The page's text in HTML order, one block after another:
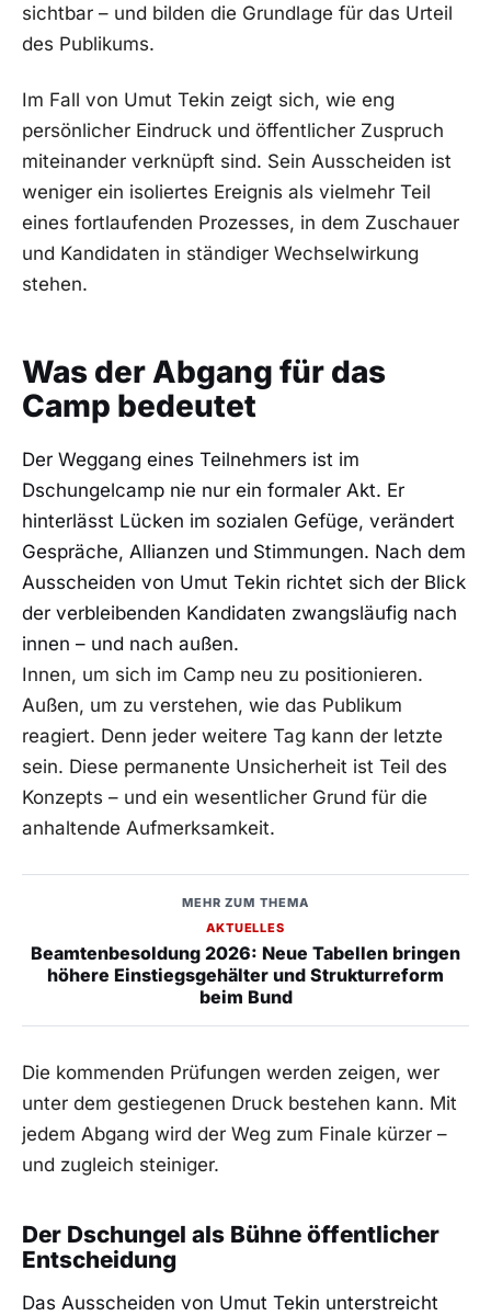
sichtbar – und bilden die Grundlage für das Urteil
des Publikums.
Im Fall von Umut Tekin zeigt sich, wie eng
persönlicher Eindruck und öffentlicher Zuspruch
miteinander verknüpft sind. Sein Ausscheiden ist
weniger ein isoliertes Ereignis als vielmehr Teil
eines fortlaufenden Prozesses, in dem Zuschauer
und Kandidaten in ständiger Wechselwirkung
stehen.
Was der Abgang für das
Camp bedeutet
Der Weggang eines Teilnehmers ist im
Dschungelcamp nie nur ein formaler Akt. Er
hinterlässt Lücken im sozialen Gefüge, verändert
Gespräche, Allianzen und Stimmungen. Nach dem
Ausscheiden von Umut Tekin richtet sich der Blick
der verbleibenden Kandidaten zwangsläufig nach
innen – und nach außen.
Innen, um sich im Camp neu zu positionieren.
Außen, um zu verstehen, wie das Publikum
reagiert. Denn jeder weitere Tag kann der letzte
sein. Diese permanente Unsicherheit ist Teil des
Konzepts – und ein wesentlicher Grund für die
anhaltende Aufmerksamkeit.
MEHR ZUM THEMA
AKTUELLES
Beamtenbesoldung 2026: Neue Tabellen bringen
höhere Einstiegsgehälter und Strukturreform
beim Bund
Die kommenden Prüfungen werden zeigen, wer
unter dem gestiegenen Druck bestehen kann. Mit
jedem Abgang wird der Weg zum Finale kürzer –
und zugleich steiniger.
Der Dschungel als Bühne öffentlicher
Entscheidung
Das Ausscheiden von Umut Tekin unterstreicht